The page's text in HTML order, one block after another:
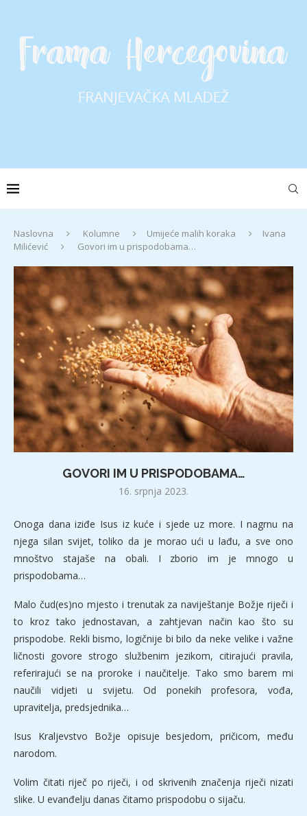
Naslovna Kolumne Umijeće malih koraka
Ivana
Milićević
Govori im u prispodobama…
GOVORI IM U PRISPODOBAMA…
16. srpnja 2023.
Onoga dana iziđe Isus iz kuće i sjede uz more. I nagrnu na
njega silan svijet, toliko da je morao ući u lađu, a sve ono
mnoštvo stajaše na obali. I zborio im je mnogo u
prispodobama…
Malo čud(es)no mjesto i trenutak za naviještanje Božje riječi i
to kroz tako jednostavan, a zahtjevan način kao što su
prispodobe. Rekli bismo, logičnije bi bilo da neke velike i važne
ličnosti govore strogo službenim jezikom, citirajući pravila,
referirajući se na proroke i naučitelje. Tako smo barem mi
naučili vidjeti u svijetu. Od ponekih profesora, vođa,
upravitelja, predsjednika…
Isus Kraljevstvo Božje opisuje besjedom, pričicom, među
narodom.
Volim čitati riječ po riječi, i od skrivenih značenja riječi nizati
slike. U evanđelju danas čitamo prispodobu o sijaču.